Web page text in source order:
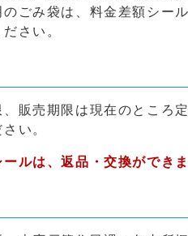
ごみ袋は、料金差額シー
さい。
販売期限は現在のところ
い。
ルは、返品・交換ができ